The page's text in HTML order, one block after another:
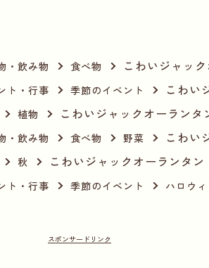
・飲み物 食べ物 こわいジャッ
ト・行事 季節のイベント こわい
植物 こわいジャックオーランタ
・飲み物 食べ物 野菜 こわい
秋 こわいジャックオーランタン
ト・行事 季節のイベント ハロウィ